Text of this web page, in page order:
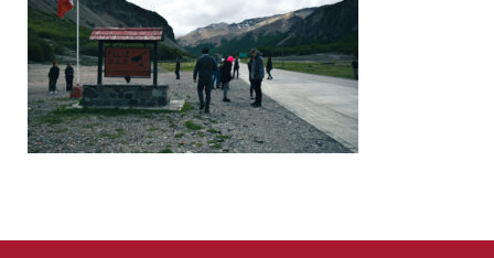
PLATAFORMA VUT